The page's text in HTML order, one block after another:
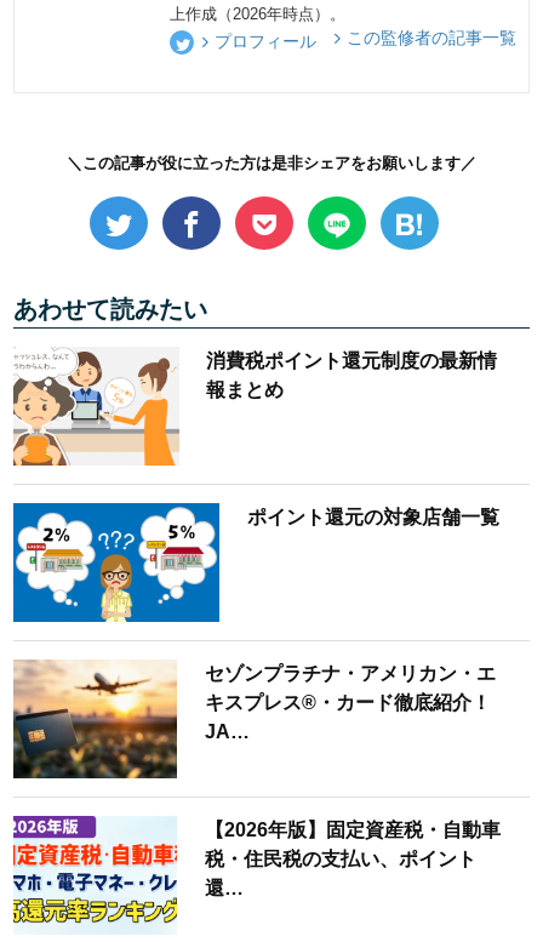
上作成（2026年時点）。
プロフィール この監修者の記事一覧
＼この記事が役に立った方は是非シェアをお願いします／
あわせて読みたい
消費税ポイント還元制度の最新情
報まとめ
ポイント還元の対象店舗一覧
セゾンプラチナ・アメリカン・エ
キスプレス®・カード徹底紹介！
JA…
【2026年版】固定資産税・自動車
税・住民税の支払い、ポイント
還…